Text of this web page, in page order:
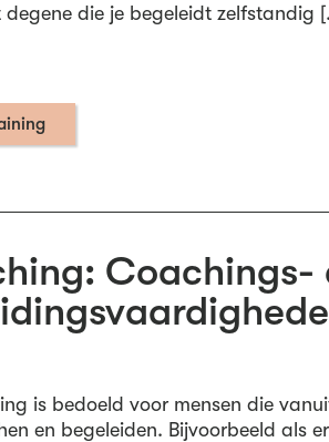
degene die je begeleidt zelfstandig
Coachings-
is bedoeld voor mensen die
en begeleiden. Bijvoorbeeld als